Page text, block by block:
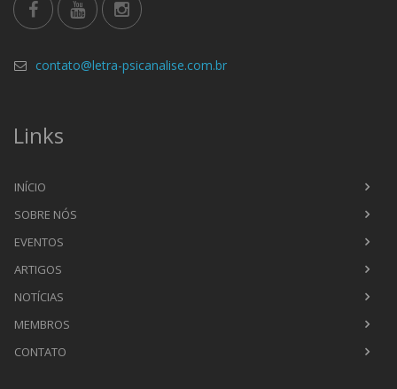
contato@letra-psicanalise.com.br
Links
INÍCIO
SOBRE NÓS
EVENTOS
ARTIGOS
NOTÍCIAS
MEMBROS
CONTATO